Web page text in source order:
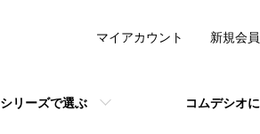
シリーズで選ぶ コムデシオ
マイアカウント 新規会